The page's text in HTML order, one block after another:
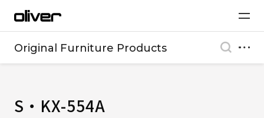
Original Furniture Products
S・KX-554A